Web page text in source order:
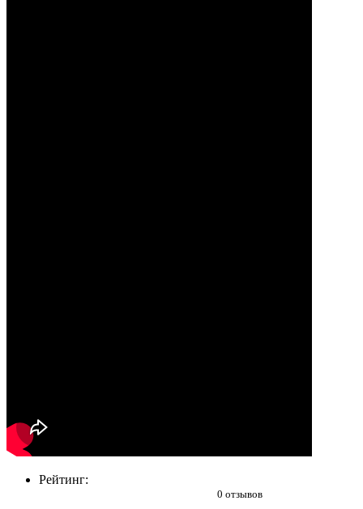
Рейтинг:
0 отзывов